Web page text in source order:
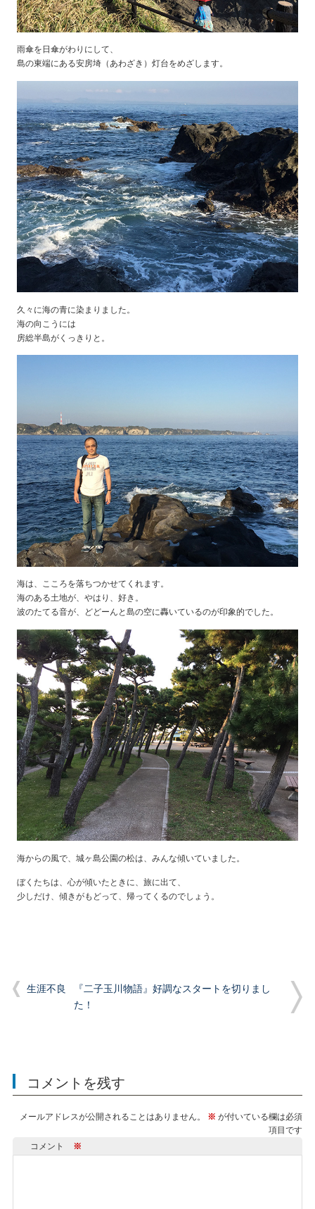
雨傘を日傘がわりにして、
島の東端にある安房埼（あわざき）灯台をめざします。
久々に海の青に染まりました。
海の向こうには
房総半島がくっきりと。
海は、こころを落ちつかせてくれます。
海のある土地が、やはり、好き。
波のたてる音が、どどーんと島の空に轟いているのが印象的でした。
海からの風で、城ヶ島公園の松は、みんな傾いていました。
ぼくたちは、心が傾いたときに、旅に出て、
少しだけ、傾きがもどって、帰ってくるのでしょう。
生涯不良
『二子玉川物語』好調なスタートを切りまし
た！
コメントを残す
メールアドレスが公開されることはありません。 ※ が付いている欄は必須
項目です
コメント ※